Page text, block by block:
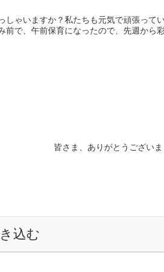
ゃいますか？私たちも元気で頑張って
で、午前保育になったので、先週から
皆さま、ありがとうございま
込む